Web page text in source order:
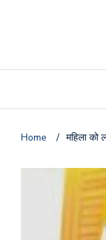
Home / महिला को